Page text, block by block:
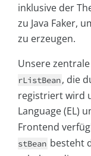
inklusive der
zu Java Faker,
zu erzeugen.
Unsere
rListBean, die
registriert wird
Language (EL)
Frontend
stBean besteht